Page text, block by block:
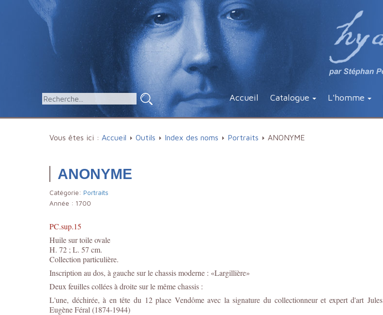
Accueil Catalogue L'homme
Vous êtes ici : Accueil Outils Index des noms Portraits ANONYME
ANONYME
Catégorie: Portraits
Année : 1700
PC.sup.15
Huile sur toile ovale
H. 72 ; L. 57 cm.
Collection particulière.
Inscription au dos, à gauche sur le chassis moderne : «Largillière»
Deux feuilles collées à droite sur le même chassis :
L'une, déchirée, à en tête du 12 place Vendôme avec la signature du collectionneur et expert d'art Jules
Eugène Féral (1874-1944)